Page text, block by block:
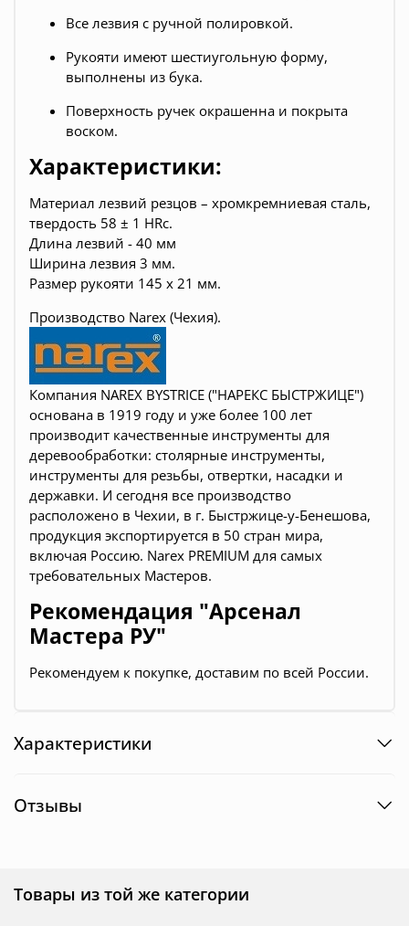
Все лезвия с ручной полировкой.
Рукояти имеют шестиугольную форму,
выполнены из бука.
Поверхность ручек окрашенна и покрыта
воском.
Характеристики:
Материал лезвий резцов – хромкремниевая сталь,
твердость 58 ± 1 HRc.
Длина лезвий - 40 мм
Ширина лезвия 3 мм.
Размер рукояти 145 х 21 мм.
Производство Narex (Чехия).
Компания NAREX BYSTRICE ("НАРЕКС БЫСТРЖИЦЕ")
основана в 1919 году и уже более 100 лет
производит качественные инструменты для
деревообработки: столярные инструменты,
инструменты для резьбы, отвертки, насадки и
державки. И сегодня все производство
расположено в Чехии, в г. Быстржице-у-Бенешова,
продукция экспортируется в 50 стран мира,
включая Россию. Narex PREMIUM для самых
требовательных Мастеров.
Рекомендация "Арсенал
Мастера РУ"
Рекомендуем к покупке, доставим по всей России.
Характеристики
Отзывы
Товары из той же категории